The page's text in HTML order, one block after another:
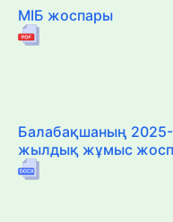
МІБ жоспары
Балабақшаның
жылдық жұмыс